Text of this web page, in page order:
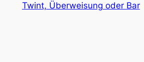
Twint, Überweisung oder Bar